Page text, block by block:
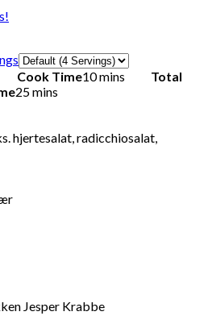
Servings
Cook Time10 mins
Total
25 mins
hjertesalat, radicchiosalat,
Jesper Krabbe